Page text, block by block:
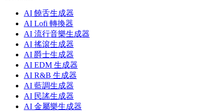
AI 饒舌生成器
AI Lofi 轉換器
AI 流行音樂生成器
AI 搖滾生成器
AI 爵士生成器
AI EDM 生成器
AI R&B 生成器
AI 藍調生成器
AI 民謠生成器
AI 金屬樂生成器